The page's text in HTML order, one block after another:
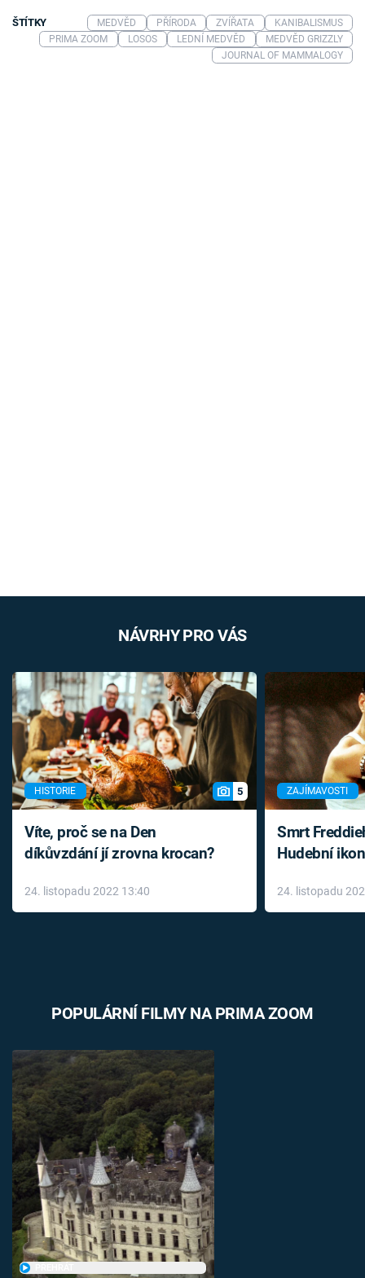
ŠTÍTKY MEDVĚD PŘÍRODA ZVÍŘATA
KANIBALISMUS
PRIMA ZOOM
LOSOS LEDNÍ MEDVĚD
MEDVĚD GRIZZLY
JOURNAL OF MAMMALOGY
NÁVRHY PRO VÁS
HISTORIE 5
Víte, proč se na Den
díkůvzdání jí zrovna krocan?
24. listopadu 2022 13:40
ZAJÍMAVOSTI
Smrt
Hudební
léky
24. listopadu
POPULÁRNÍ FILMY NA PRIMA ZOOM